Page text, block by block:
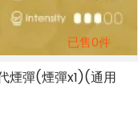
已售0件
煙彈(煙彈x1)(通用